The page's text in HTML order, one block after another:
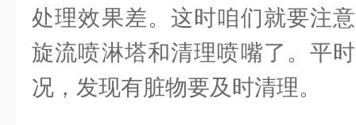
处理效果差。这时咱们就要注
旋流喷淋塔和清理喷嘴了。平
况，发现有脏物要及时清理。